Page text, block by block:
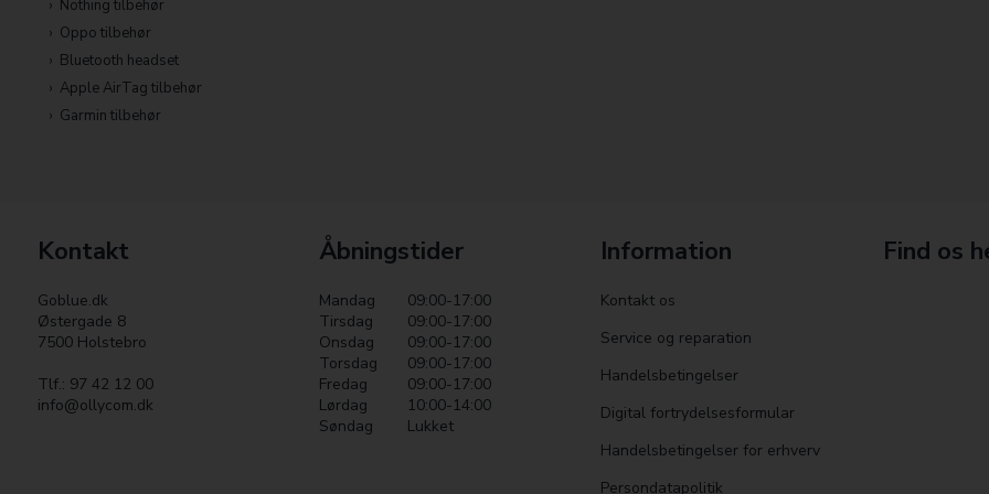
Nothing tilbehør
Oppo tilbehør
Bluetooth headset
Apple AirTag tilbehør
Garmin tilbehør
Kontakt
Goblue.dk
Østergade 8
7500 Holstebro
Tlf.: 97 42 12 00
info@ollycom.dk
Åbningstider
Mandag
09:00-17:00
Tirsdag
09:00-17:00
Onsdag
09:00-17:00
Torsdag
09:00-17:00
Fredag
09:00-17:00
Lørdag
10:00-14:00
Søndag
Lukket
Information
Kontakt os
Service og reparation
Handelsbetingelser
Digital fortrydelsesformular
Handelsbetingelser for erhverv
Persondatapolitik
Find os